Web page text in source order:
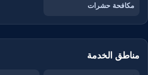
مكافحة حشرات
مناطق الخدمة